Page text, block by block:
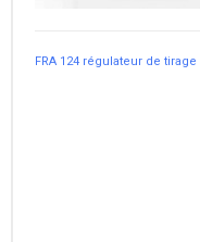
FRA 124 régulateur de tirage